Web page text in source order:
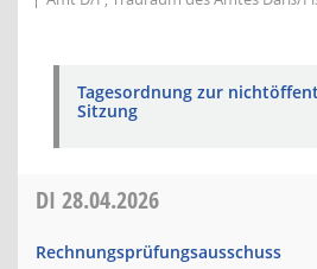
Tagesordnung zur
Sitzung
DI 28.04.2026
Rechnungsprüfungsausschuss